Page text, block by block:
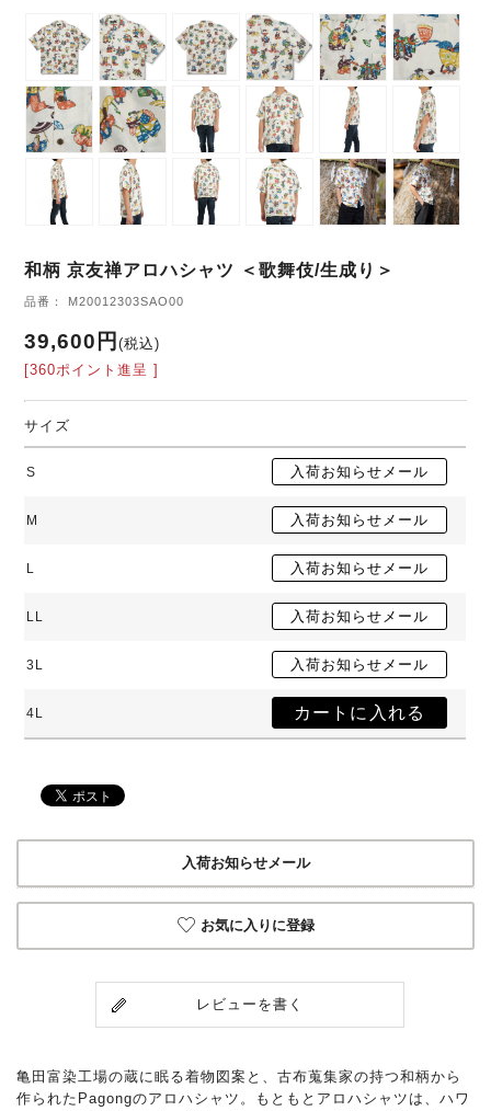
和柄 京友禅アロハシャツ ＜歌舞伎/生成り＞
品番： M20012303SAO00
39,600円(税込)
[360ポイント進呈 ]
サイズ
S
M
L
LL
3L
4L
入荷お知らせメール
お気に入りに登録
レビューを書く
亀田富染工場の蔵に眠る着物図案と、古布蒐集家の持つ和柄から
作られたPagongのアロハシャツ。もともとアロハシャツは、ハワ